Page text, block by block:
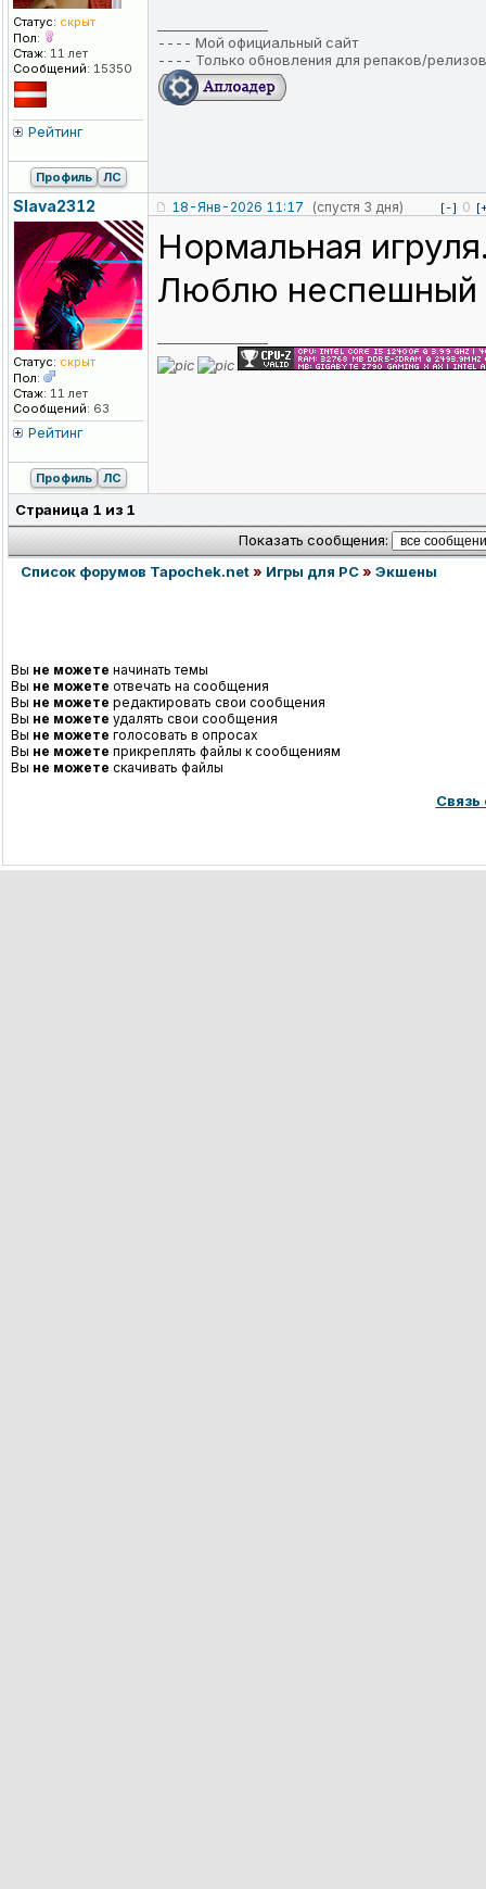
Статус: скрыт
Пол:
Стаж: 11 лет
Сообщений: 15350
Рейтинг
---- Мой официальный сайт
---- Только обновления для репаков/релизов
Профиль ЛС
Slava2312
Статус: скрыт
Пол:
Стаж: 11 лет
Сообщений: 63
Рейтинг
18-Янв-2026 11:17 (спустя 3 дня) [-] 0
Нормальная
Люблю неспешный
Профиль ЛС
Страница 1 из 1
Показать сообщения:
Список форумов Tapochek.net» Игры для PC» Экшены
Вы не можете начинать темы
Вы не можете отвечать на сообщения
Вы не можете редактировать свои сообщения
Вы не можете удалять свои сообщения
Вы не можете голосовать в опросах
Вы не можете прикреплять файлы к сообщениям
Вы не можете скачивать файлы